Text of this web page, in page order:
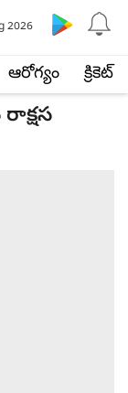
ఆరోగ్యం క్రికెట్
2026